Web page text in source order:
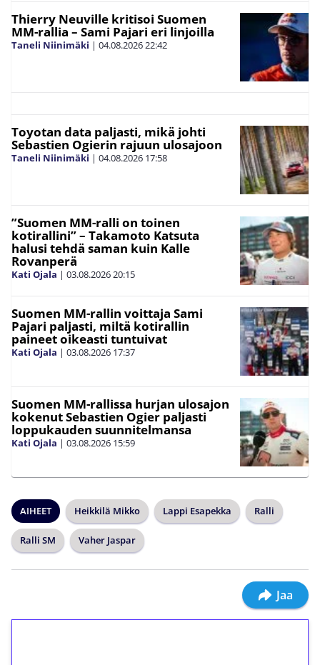
Thierry Neuville kritisoi Suomen
MM-rallia – Sami Pajari eri linjoilla
Taneli Niinimäki | 04.08.202622:42
Toyotan data paljasti, mikä johti
Sebastien Ogierin rajuun ulosajoon
Taneli Niinimäki | 04.08.2026 17:58
”Suomen MM-ralli on toinen
kotirallini” – Takamoto Katsuta
halusi tehdä saman kuin Kalle
Rovanperä
Kati Ojala | 03.08.202620:15
Suomen MM-rallin voittaja Sami
Pajari paljasti, miltä kotirallin
paineet oikeasti tuntuivat
Kati Ojala | 03.08.2026 17:37
Suomen MM-rallissa hurjan ulosajon
kokenut Sebastien Ogier paljasti
loppukauden suunnitelmansa
Kati Ojala | 03.08.2026 15:59
AIHEET Heikkilä Mikko Lappi Esapekka Ralli
Ralli SM Vaher Jaspar
Jaa